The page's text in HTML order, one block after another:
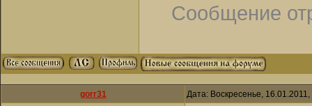
Сообщение
gorr31 Дата: Воскресенье,